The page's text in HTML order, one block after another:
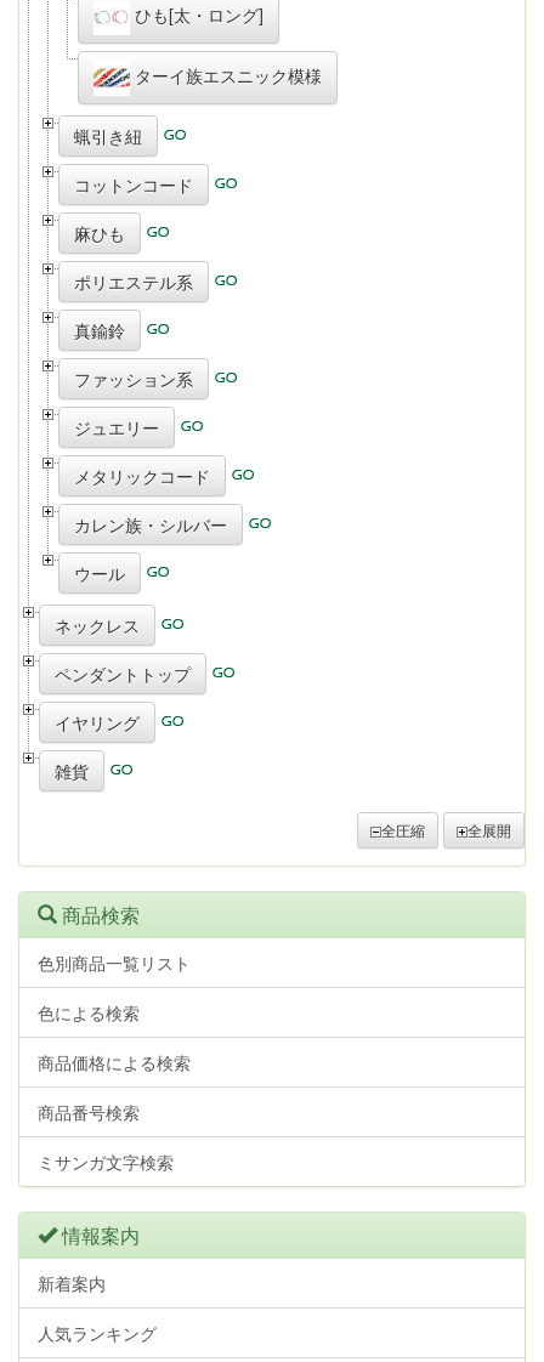
ひも[太・ロング]
ターイ族エスニック模様
蝋引き紐
コットンコード
麻ひも
ポリエステル系
真鍮鈴
ファッション系
ジュエリー
メタリックコード
カレン族・シルバー
ウール
ネックレス
ペンダントトップ
イヤリング
雑貨
全圧縮 全展開
商品検索
色別商品一覧リスト
色による検索
商品価格による検索
商品番号検索
ミサンガ文字検索
情報案内
新着案内
人気ランキング